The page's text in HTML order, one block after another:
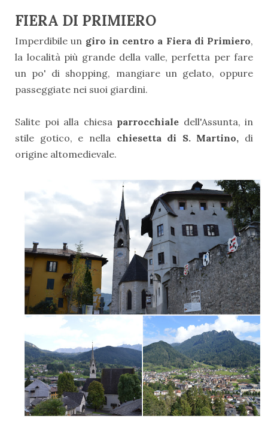
FIERA DI PRIMIERO
Imperdibile un giro in centro a Fiera di Primiero,
la località più grande della valle, perfetta per fare
un po' di shopping, mangiare un gelato, oppure
passeggiate nei suoi giardini.
Salite poi alla chiesa parrocchiale dell'Assunta, in
stile gotico, e nella chiesetta di S. Martino, di
origine altomedievale.